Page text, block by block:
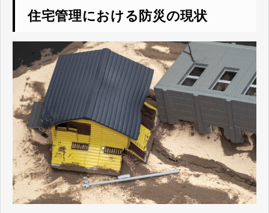
住宅管理における防災の現状